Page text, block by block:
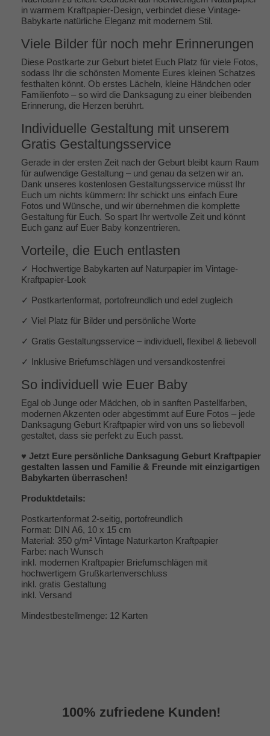
in warmem Kraftpapier-Design, verbindet diese Vintage-
Babykarte natürliche Eleganz mit modernem Stil.
Viele Bilder für noch mehr Erinnerungen
Diese Postkarte zur Geburt bietet Euch Platz für viele Fotos,
sodass Ihr die schönsten Momente Eures kleinen Schatzes
festhalten könnt. Ob erstes Lächeln, kleine Händchen oder
Familienfoto – so wird die Danksagung zu einer bleibenden
Erinnerung, die Herzen berührt.
Individuelle Gestaltung mit unserem
Gratis Gestaltungsservice
Gerade in der ersten Zeit nach der Geburt bleibt kaum Raum
für aufwendige Gestaltung – und genau da setzen wir an.
Dank unseres kostenlosen Gestaltungsservice müsst Ihr
Euch um nichts kümmern: Ihr schickt uns einfach Eure
Fotos und Wünsche, und wir übernehmen die komplette
Gestaltung für Euch. So spart Ihr wertvolle Zeit und könnt
Euch ganz auf Euer Baby konzentrieren.
Vorteile, die Euch entlasten
✓ Hochwertige Babykarten auf Naturpapier im Vintage-
Kraftpapier-Look
✓ Postkartenformat, portofreundlich und edel zugleich
✓ Viel Platz für Bilder und persönliche Worte
✓ Gratis Gestaltungsservice – individuell, flexibel & liebevoll
✓ Inklusive Briefumschlägen und versandkostenfrei
So individuell wie Euer Baby
Egal ob Junge oder Mädchen, ob in sanften Pastellfarben,
modernen Akzenten oder abgestimmt auf Eure Fotos – jede
Danksagung Geburt Kraftpapier wird von uns so liebevoll
gestaltet, dass sie perfekt zu Euch passt.
♥ Jetzt Eure persönliche Danksagung Geburt Kraftpapier
gestalten lassen und Familie & Freunde mit einzigartigen
Babykarten überraschen!
Produktdetails:
Postkartenformat 2-seitig, portofreundlich
Format: DIN A6, 10 x 15 cm
Material: 350 g/m² Vintage Naturkarton Kraftpapier
Farbe: nach Wunsch
inkl. modernen Kraftpapier Briefumschlägen mit
hochwertigem Grußkartenverschluss
inkl. gratis Gestaltung
inkl. Versand
Mindestbestellmenge: 12 Karten
100% zufriedene Kunden!